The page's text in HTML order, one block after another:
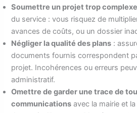
Soumettre un projet trop complexe
du service : vous risquez de
avances de coûts, ou un dossier
Négliger la qualité des plans :
documents fournis correspondent
projet. Incohérences ou erreurs
administratif.
Omettre de garder une trace de
communications avec la mairie et